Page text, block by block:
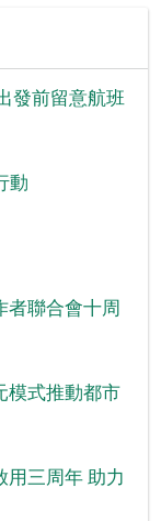
發前留意航班
動
者聯合會十周
模式推動都市
三周年 助力